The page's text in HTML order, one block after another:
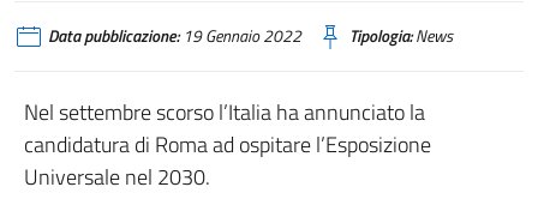
Data pubblicazione:19 Gennaio 2022 Tipologia:News
Nel settembre scorso l’Italia ha annunciato la
candidatura di Roma ad ospitare l’Esposizione
Universale nel 2030.